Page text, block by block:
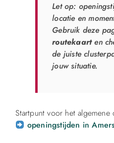
Let op:
locatie en
Gebruik deze
routekaarten
de juiste
jouw situatie.
Startpunt voor het algemene
openingstijden in